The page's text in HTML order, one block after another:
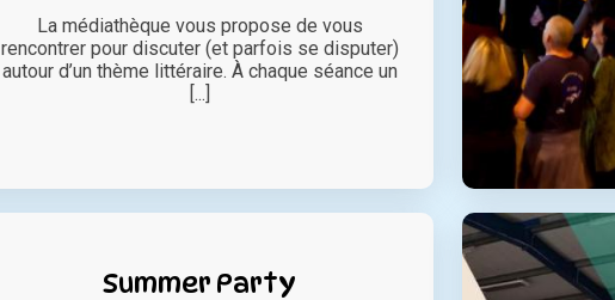
La médiathèque vous propose de vous
rencontrer pour discuter (et parfois se disputer)
autour d’un thème littéraire. À chaque séance un
[...]
Summer Party